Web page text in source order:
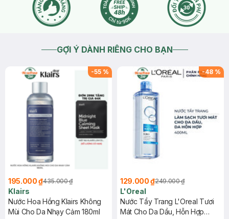
GỢI Ý DÀNH RIÊNG CHO BẠN
-55 %
195.000 ₫435.000 ₫
Klairs
Nước Hoa Hồng Klairs Không
Mùi Cho Da Nhạy Cảm 180ml
-48 %
129.000 ₫249.000 ₫
L'Oreal
Nước Tẩy Trang L'Oreal Tươi
Mát Cho Da Dầu, Hỗn Hợp